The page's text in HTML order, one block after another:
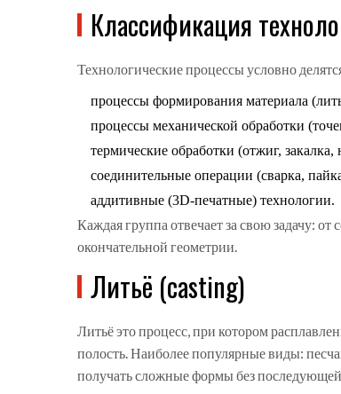
Классификация
Технологические процессы условно
процессы формирования материала
процессы механической обработки
термические обработки (отжиг, закалка,
соединительные операции (сварка,
аддитивные (3D‑печатные) технологии.
Каждая группа отвечает за свою задачу:
окончательной геометрии.
Литьё (casting)
Литьёэто процесс, при котором
полость. Наиболее популярные виды:
получать сложные формы без